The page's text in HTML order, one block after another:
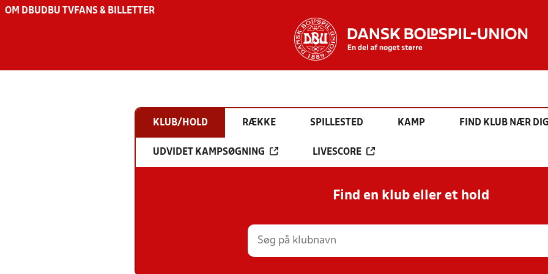
OM DBU DBU TV FANS & BILLETTER
KLUB/HOLD RÆKKE SPILLESTED KAMP FIND KLUB NÆR
UDVIDET KAMPSØGNING LIVESCORE
Find en klub eller et hold